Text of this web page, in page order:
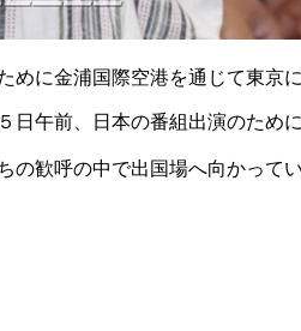
めに金浦国際空港を通じて東京
日午前、日本の番組出演のため
の歓呼の中で出国場へ向かってい